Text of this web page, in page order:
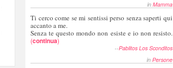
in Mamma
Ti cerco come se mi sentissi perso senza saperti qui
accanto a me.
Senza te questo mondo non esiste e io non resisto.
(continua)
--Pablitos Los Sconditos
in Persone